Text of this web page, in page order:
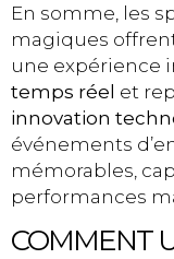
En somme, les
magiques
une expérience
temps réel et
innovation
événements
mémorables,
performances
COMMENT